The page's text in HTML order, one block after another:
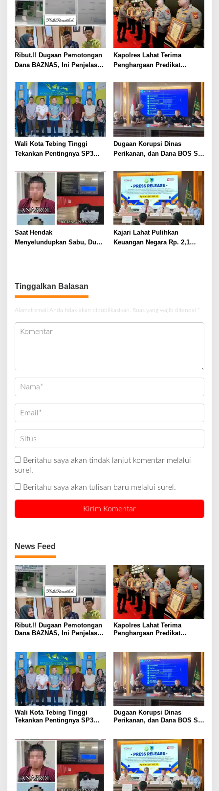
Ribut.!! Dugaan Pemotongan
Dana BAZNAS, Ini Penjelasan
Kapolres Lahat Terima
Penghargaan Predikat
Sumsel Tahun 2026
Wali Kota Tebing Tinggi
Tekankan Pentingnya SP3
Dugaan Korupsi Dinas
Perikanan, dan Dana BOS SD
Terus Dipertajam Kajari Lahat
Saat Hendak
Menyelundupkan Sabu, Dua
Kajari Lahat Pulihkan
Keuangan Negara Rp. 2,1
Tinggalkan Balasan
Alamat email Anda tidak akan dipublikasikan. Ruas yang wajib ditandai *
Beritahu saya akan tindak lanjut komentar melalui
surel.
Beritahu saya akan tulisan baru melalui surel.
News Feed
Ribut.!! Dugaan Pemotongan
Dana BAZNAS, Ini Penjelasan
Kapolres Lahat Terima
Penghargaan Predikat
Wali Kota Tebing Tinggi
Tekankan Pentingnya SP3
Dugaan Korupsi Dinas
Perikanan, dan Dana BOS SD